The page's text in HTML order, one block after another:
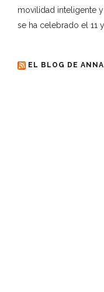
movilidad inteligente
se ha celebrado el 11
EL BLOG DE